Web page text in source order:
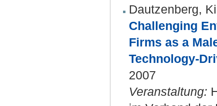
Dautzenberg,
Challenging
Firms as a
Technology-
2007
Veranstaltung: